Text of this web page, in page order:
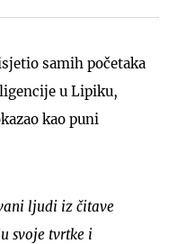
samih početaka
u Lipiku,
kao puni
ljudi iz čitave
svoje tvrtke i